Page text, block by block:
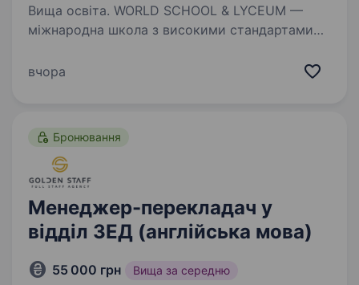
Вища освіта. WORLD SCHOOL & LYCEUM —
міжнародна школа з високими стандартами
Наша команда WORLD SCHOOL & LYCEUM —
вчора
Бронювання
Менеджер-перекладач у
відділ ЗЕД (англійська мова)
55 000 грн Вища за середню